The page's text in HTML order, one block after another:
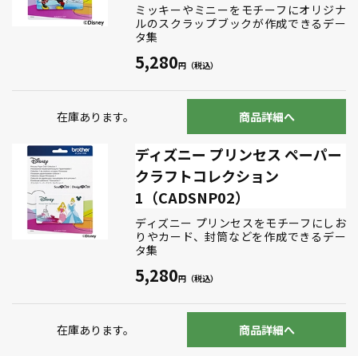
ミッキーやミニーをモチーフにオリジナ
ルのスクラップブックが作成できるデー
タ集
5,280
在庫あります。 商品詳細へ
ディズニー プリンセス ペーパー
クラフトコレクション
1（CADSNP02）
ディズニー プリンセスをモチーフにしお
りやカード、封筒などを作成できるデー
タ集
5,280
在庫あります。 商品詳細へ